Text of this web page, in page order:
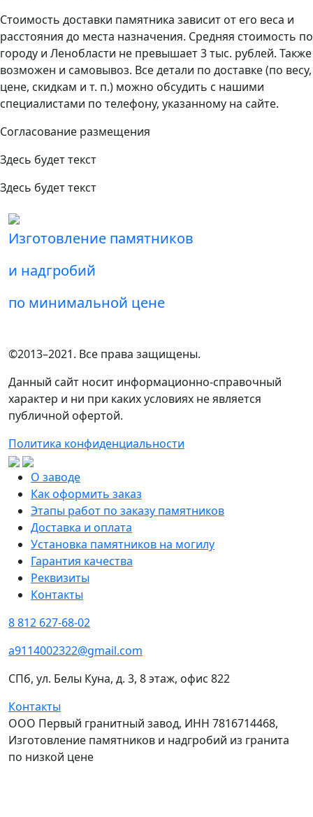
Стоимость доставки памятника зависит от его веса и
расстояния до места назначения. Средняя стоимость по
городу и Ленобласти не превышает 3 тыс. рублей. Также
возможен и самовывоз. Все детали по доставке (по весу,
цене, скидкам и т. п.) можно обсудить с нашими
специалистами по телефону, указанному на сайте.
Согласование размещения
Здесь будет текст
Здесь будет текст
Изготовление памятников
и надгробий
по минимальной цене
©2013–2021. Все права защищены.
Данный сайт носит информационно-справочный
характер и ни при каких условиях не является
публичной офертой.
Политика конфиденциальности
О заводе
Как оформить заказ
Этапы работ по заказу памятников
Доставка и оплата
Установка памятников на могилу
Гарантия качества
Реквизиты
Контакты
8 812 627-68-02
a9114002322@gmail.com
СПб, ул. Белы Куна, д. 3, 8 этаж, офис 822
Контакты
ООО Первый гранитный завод, ИНН 7816714468,
Изготовление памятников и надгробий из гранита
по низкой цене